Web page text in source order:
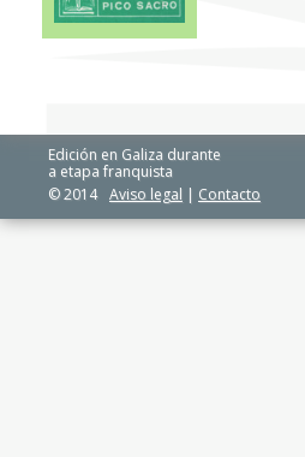
Edición en Galiza durante
a etapa franquista
© 2014 Aviso legal | Contacto